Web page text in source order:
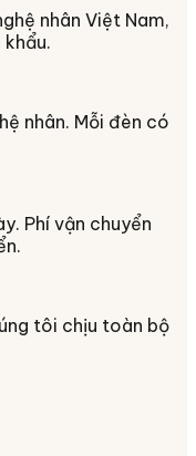
nhân Việt Nam,
nhân. Mỗi đèn có
Phí vận chuyển
tôi chịu toàn bộ